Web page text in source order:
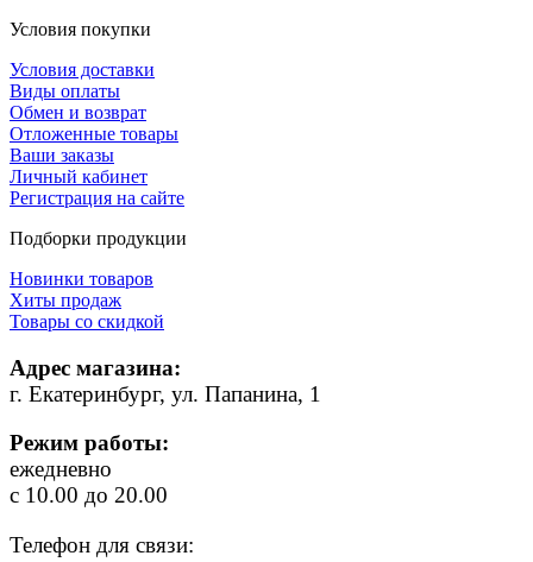
Условия покупки
Условия доставки
Виды оплаты
Обмен и возврат
Отложенные товары
Ваши заказы
Личный кабинет
Регистрация на сайте
Подборки продукции
Новинки товаров
Хиты продаж
Товары со скидкой
Адрес магазина:
г. Екатеринбург, ул. Папанина, 1
Режим работы:
ежедневно
с 10.00 до 20.00
Телефон для связи: